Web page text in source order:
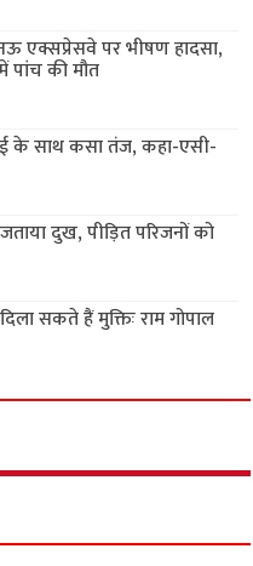
एक्सप्रेसवे पर भीषण हादसा,
की मौत
के साथ कसा तंज, कहा-एसी-
दुख, पीड़ित परिजनों को
सकते हैं मुक्तिः राम गोपाल